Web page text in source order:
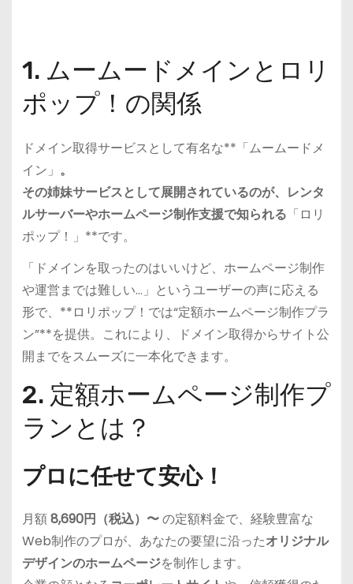
1. ムームードメインとロリ
ポップ！の関係
ドメイン取得サービスとして有名な**「ムームードメ
イン」 。
その姉妹サービスとして展開されているのが、レンタ
ルサーバーやホームページ制作支援で知られる 「ロリ
ポップ！」**です。
「ドメインを取ったのはいいけど、ホームページ制作
や運営までは難しい…」というユーザーの声に応える
形で、**ロリポップ！では“定額ホームページ制作プラ
ン”**を提供。これにより、ドメイン取得からサイト公
開までをスムーズに一本化できます。
2. 定額ホームページ制作プ
ランとは？
プロに任せて安心！
月額8,690円（税込）〜の定額料金で、経験豊富な
Web制作のプロが、あなたの要望に沿ったオリジナル
デザインのホームページを制作します。